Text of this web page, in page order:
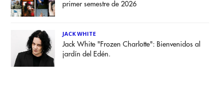
primer semestre de 2026
JACK WHITE
Jack White "Frozen Charlotte": Bienvenidos al
jardín del Edén.